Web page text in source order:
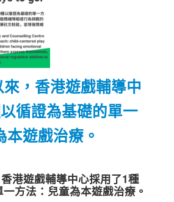
，香港遊戲輔導中
循證為基礎的單一
遊戲治療。
港遊戲輔導中心採用了1種
方法：兒童為本遊戲治療。